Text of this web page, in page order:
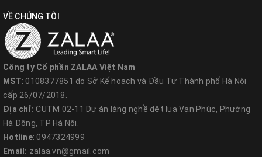
VỀ CHÚNG TÔI
Công ty Cổ phần ZALAA Việt Nam
MST: 0108377851 do Sở Kế hoạch và Đầu Tư Thành phố Hà Nội
cấp 26/07/2018.
Địa chỉ: CUTM 02-11 Dự án làng nghề dệt lụa Vạn Phúc, Phường
Hà Đông, TP Hà Nội.
Hotline: 0947324999
Email: zalaa.vn@gmail.com